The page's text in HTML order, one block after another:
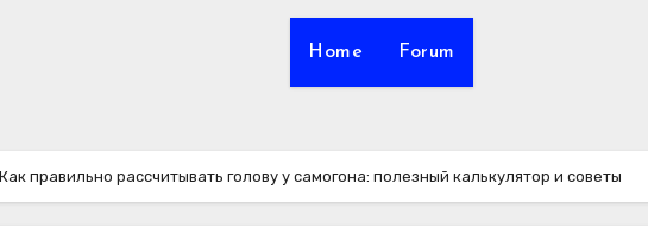
Home Forum
Как правильно рассчитывать голову у самогона: полезный калькулятор и советы